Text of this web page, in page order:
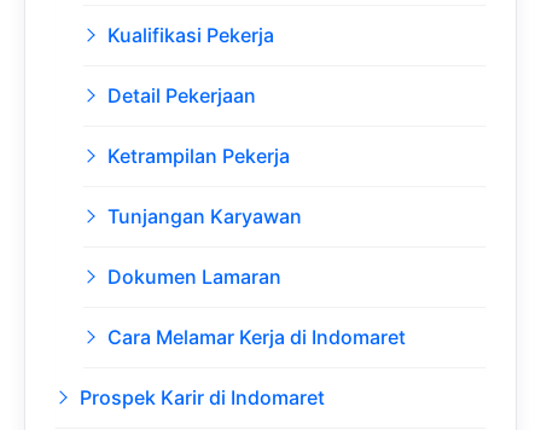
Kualifikasi Pekerja
Detail Pekerjaan
Ketrampilan Pekerja
Tunjangan Karyawan
Dokumen Lamaran
Cara Melamar Kerja di Indomaret
Prospek Karir di Indomaret